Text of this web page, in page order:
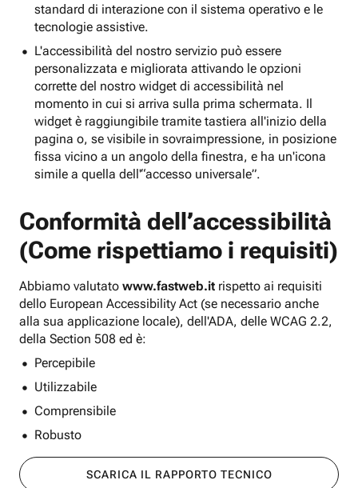
standard di interazione con il sistema operativo e le
tecnologie assistive.
L'accessibilità del nostro servizio può essere
personalizzata e migliorata attivando le opzioni
corrette del nostro widget di accessibilità nel
momento in cui si arriva sulla prima schermata. Il
widget è raggiungibile tramite tastiera all'inizio della
pagina o, se visibile in sovraimpressione, in posizione
fissa vicino a un angolo della finestra, e ha un'icona
simile a quella dell'“accesso universale”.
Conformità dell’accessibilità
(Come rispettiamo i requisiti)
Abbiamo valutato www.fastweb.it rispetto ai requisiti
dello European Accessibility Act (se necessario anche
alla sua applicazione locale), dell'ADA, delle WCAG 2.2,
della Section 508 ed è:
Percepibile
Utilizzabile
Comprensibile
Robusto
SCARICA IL RAPPORTO TECNICO